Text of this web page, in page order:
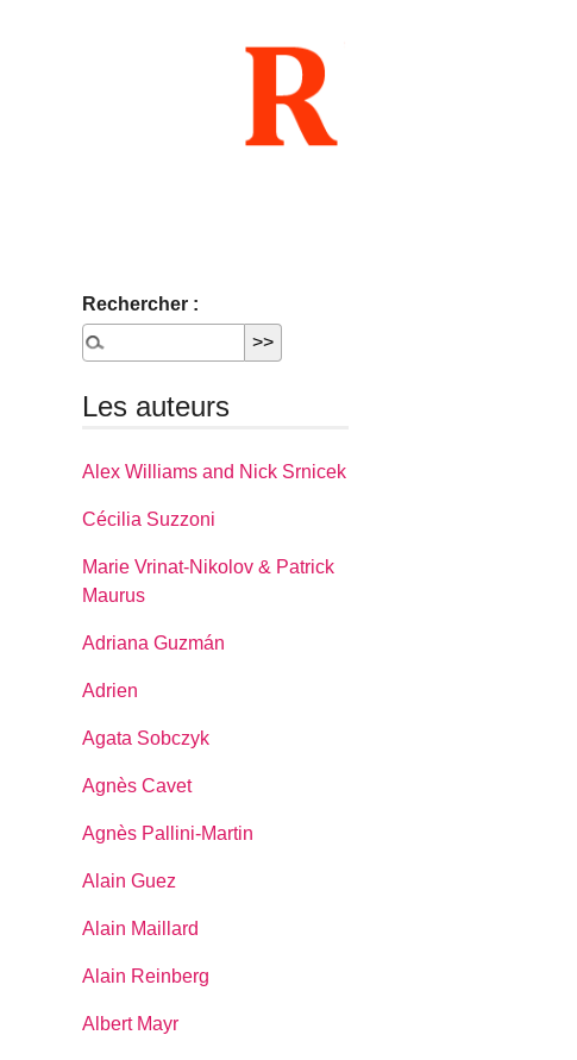
Rechercher :
Les auteurs
Alex Williams and Nick Srnicek
Cécilia Suzzoni
Marie Vrinat-Nikolov & Patrick
Maurus
Adriana Guzmán
Adrien
Agata Sobczyk
Agnès Cavet
Agnès Pallini-Martin
Alain Guez
Alain Maillard
Alain Reinberg
Albert Mayr